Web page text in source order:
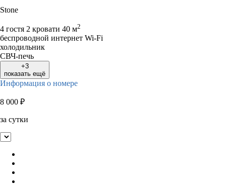
Stone
4 гостя 2 кровати 40 м2
беспроводной интернет Wi-Fi
холодильник
СВЧ-печь
+3
показать ещё
Информация о номере
8 000 ₽
за сутки